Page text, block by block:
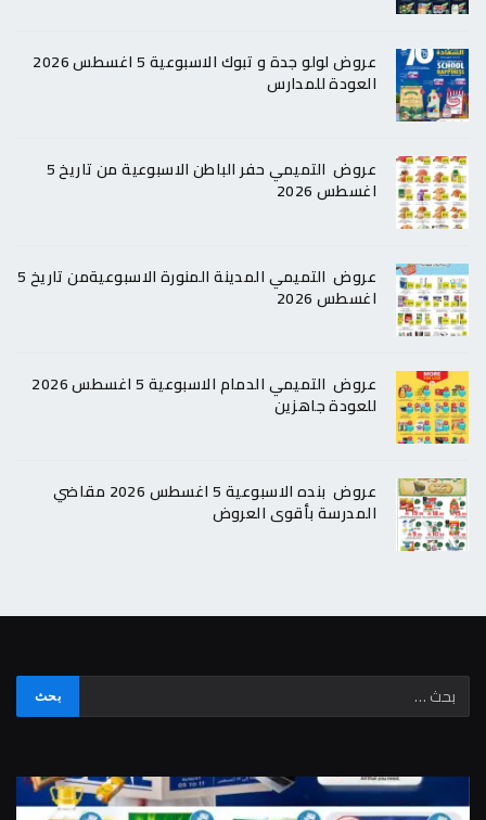
عروض لولو جدة و تبوك الاسبوعية 5 اغسطس 2026
العودة للمدارس
عروض التميمي حفر الباطن الاسبوعية من تاريخ 5
اغسطس 2026
عروض التميمي المدينة المنورة الاسبوعيةمن تاريخ 5
اغسطس 2026
عروض التميمي الدمام الاسبوعية 5 اغسطس 2026
للعودة جاهزين
عروض بنده الاسبوعية 5 اغسطس 2026 مقاضي
المدرسة بأقوى العروض